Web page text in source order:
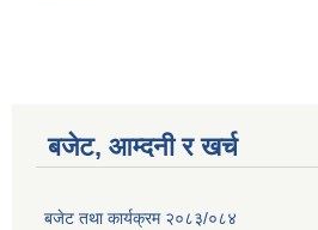
बजेट, आम्दनी र खर्च
बजेट तथा कार्यक्रम २०८३/०८४